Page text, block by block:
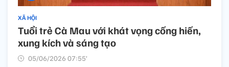
XÃ HỘI
Tuổi trẻ Cà Mau với khát vọng cống hiến,
xung kích và sáng tạo
05/06/2026 07:55’